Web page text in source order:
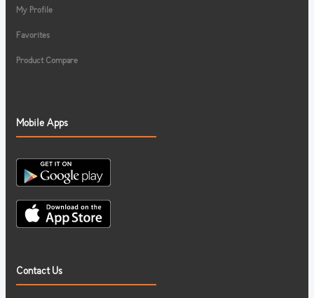
My Profile
Favorites
Product Compare
Mobile Apps
Contact Us